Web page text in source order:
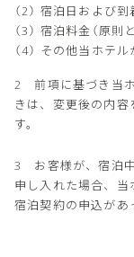
宿泊日および到
宿泊料金（原則
その他当ホテ
2 前項に基づき当
きは、変更後の内
す。
3 お客様が、宿泊中
申し入れた場合、
宿泊契約の申込があ